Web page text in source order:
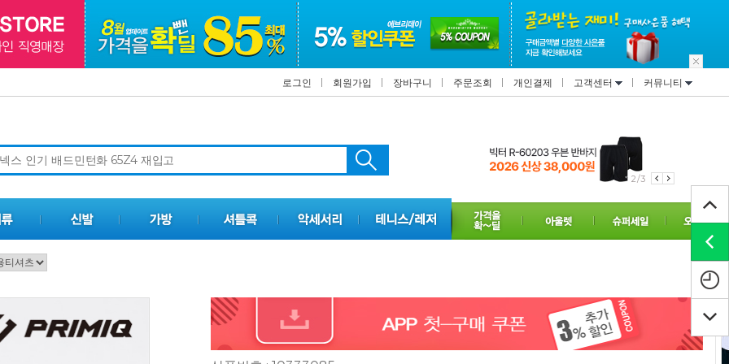
로그인 회원가입 장바구니 주문조회 개인결제 고객센터 커뮤니티
2/3